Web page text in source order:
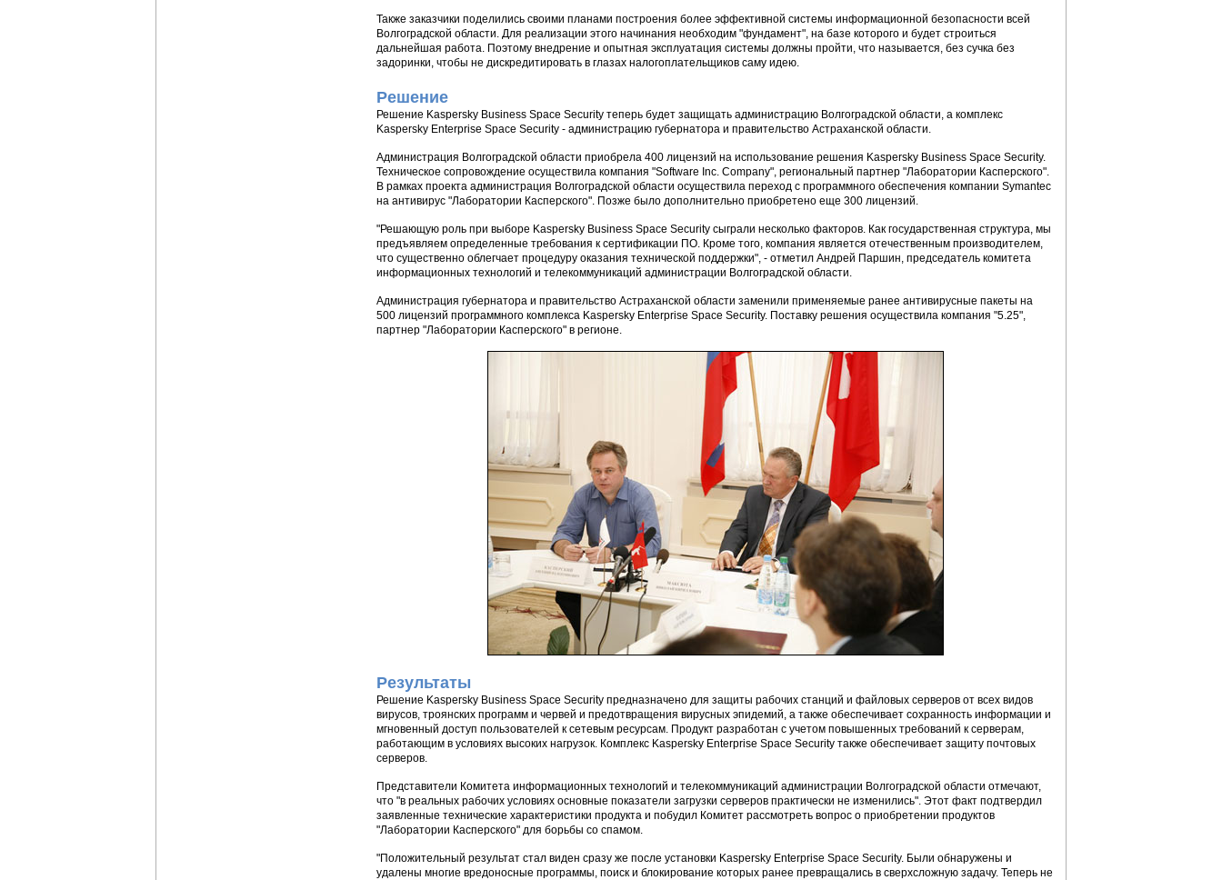
Также заказчики поделились своими планами построения более эффективной системы информационной безопасности всей
Волгоградской области. Для реализации этого начинания необходим "фундамент", на базе которого и будет строиться
дальнейшая работа. Поэтому внедрение и опытная эксплуатация системы должны пройти, что называется, без сучка без
задоринки, чтобы не дискредитировать в глазах налогоплательщиков саму идею.
Решение
Решение Kaspersky Business Space Security теперь будет защищать администрацию Волгоградской области, а комплекс
Kaspersky Enterprise Space Security - администрацию губернатора и правительство Астраханской области.
Администрация Волгоградской области приобрела 400 лицензий на использование решения Kaspersky Business Space Security.
Техническое сопровождение осуществила компания "Software Inc. Company", региональный партнер "Лаборатории Касперского".
В рамках проекта администрация Волгоградской области осуществила переход с программного обеспечения компании Symantec
на антивирус "Лаборатории Касперского". Позже было дополнительно приобретено еще 300 лицензий.
"Решающую роль при выборе Kaspersky Business Space Security сыграли несколько факторов. Как государственная структура, мы
предъявляем определенные требования к сертификации ПО. Кроме того, компания является отечественным производителем,
что существенно облегчает процедуру оказания технической поддержки", - отметил Андрей Паршин, председатель комитета
информационных технологий и телекоммуникаций администрации Волгоградской области.
Администрация губернатора и правительство Астраханской области заменили применяемые ранее антивирусные пакеты на
500 лицензий программного комплекса Kaspersky Enterprise Space Security. Поставку решения осуществила компания "5.25",
партнер "Лаборатории Касперского" в регионе.
Результаты
Решение Kaspersky Business Space Security предназначено для защиты рабочих станций и файловых серверов от всех видов
вирусов, троянских программ и червей и предотвращения вирусных эпидемий, а также обеспечивает сохранность информации и
мгновенный доступ пользователей к сетевым ресурсам. Продукт разработан с учетом повышенных требований к серверам,
работающим в условиях высоких нагрузок. Комплекс Kaspersky Enterprise Space Security также обеспечивает защиту почтовых
серверов.
Представители Комитета информационных технологий и телекоммуникаций администрации Волгоградской области отмечают,
что "в реальных рабочих условиях основные показатели загрузки серверов практически не изменились". Этот факт подтвердил
заявленные технические характеристики продукта и побудил Комитет рассмотреть вопрос о приобретении продуктов
"Лаборатории Касперского" для борьбы со спамом.
"Положительный результат стал виден сразу же после установки Kaspersky Enterprise Space Security. Были обнаружены и
удалены многие вредоносные программы, поиск и блокирование которых ранее превращались в сверхсложную задачу. Теперь не